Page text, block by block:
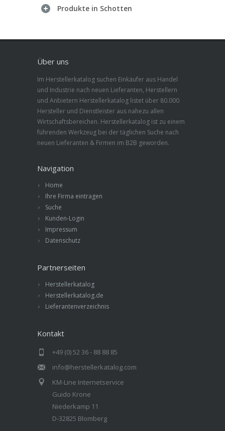
Produkte in Schotten
Über uns
Im Herstellerkatalog suchen Einkäufer aus Handel
und Industrie nach neuen Lieferanten, Herstellern
und Anbietern Herstellerkatalog listet über 80.000
Hersteller und Dienstleister aus nahezu allen
Wirtschaftsbereichen. Herstellerkatalog ist zu einem
führenden Werkzeug bei der täglichen Suche nach
neuen Lieferanten & Firmen im B2B geworden.
Navigation
Home
Ihre Firma eintragen
Suche
Kunden-Login
Impressum
Datenschutz
Partnerseiten
Herstellerkatalog
Herstellerkatalog.de
Lieferantenverzeichnis
Kontakt
+49 (0) 52 36 - 88 88 85
info@herstellerkatalog.com
KM-Line Internetservice
Guido Krone
Niederkamp 11
D-32825 Blomberg